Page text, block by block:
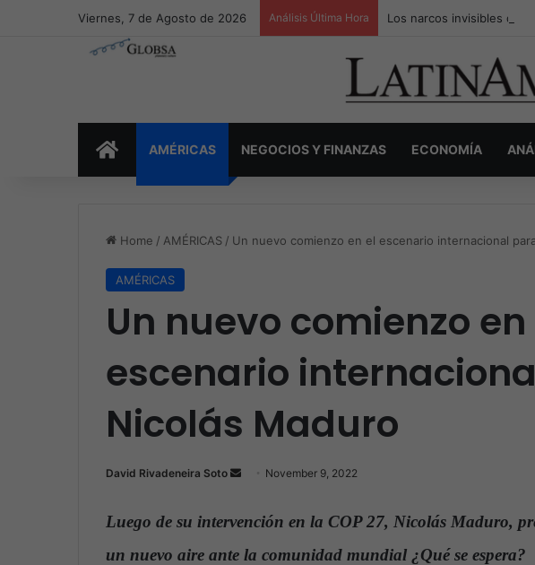
Viernes, 7 de Agosto de 2026 Análisis Última Hora Los narcos invisibles de
INICIOAMÉRICAS NEGOCIOS Y FINANZAS ECONOMÍA
Home / AMÉRICAS / Un nuevo comienzo en el escenario internacional
AMÉRICAS
Un nuevo comienzo en
escenario
Nicolás Maduro
David Rivadeneira Soto
n
a
November 9, 2022
Luego de su intervención en la COP 27, Nicolás Maduro,
un nuevo aire ante la comunidad mundial ¿Qué se espera?